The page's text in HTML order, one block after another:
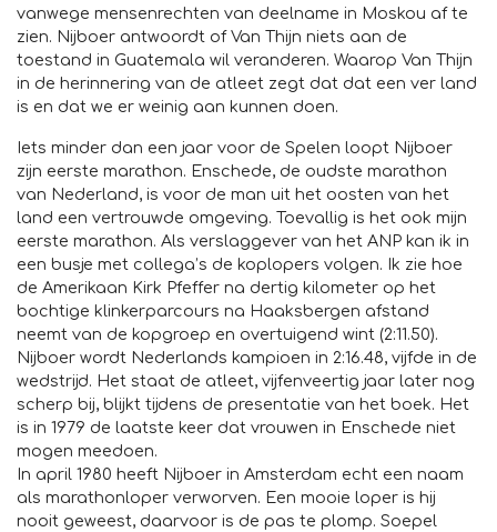
vanwege mensenrechten van deelname in Moskou af te
zien. Nijboer antwoordt of Van Thijn niets aan de
toestand in Guatemala wil veranderen. Waarop Van Thijn
in de herinnering van de atleet zegt dat dat een ver land
is en dat we er weinig aan kunnen doen.
Iets minder dan een jaar voor de Spelen loopt Nijboer
zijn eerste marathon. Enschede, de oudste marathon
van Nederland, is voor de man uit het oosten van het
land een vertrouwde omgeving. Toevallig is het ook mijn
eerste marathon. Als verslaggever van het ANP kan ik in
een busje met collega’s de koplopers volgen. Ik zie hoe
de Amerikaan Kirk Pfeffer na dertig kilometer op het
bochtige klinkerparcours na Haaksbergen afstand
neemt van de kopgroep en overtuigend wint (2:11.50).
Nijboer wordt Nederlands kampioen in 2:16.48, vijfde in de
wedstrijd. Het staat de atleet, vijfenveertig jaar later nog
scherp bij, blijkt tijdens de presentatie van het boek. Het
is in 1979 de laatste keer dat vrouwen in Enschede niet
mogen meedoen.
In april 1980 heeft Nijboer in Amsterdam echt een naam
als marathonloper verworven. Een mooie loper is hij
nooit geweest, daarvoor is de pas te plomp. Soepel